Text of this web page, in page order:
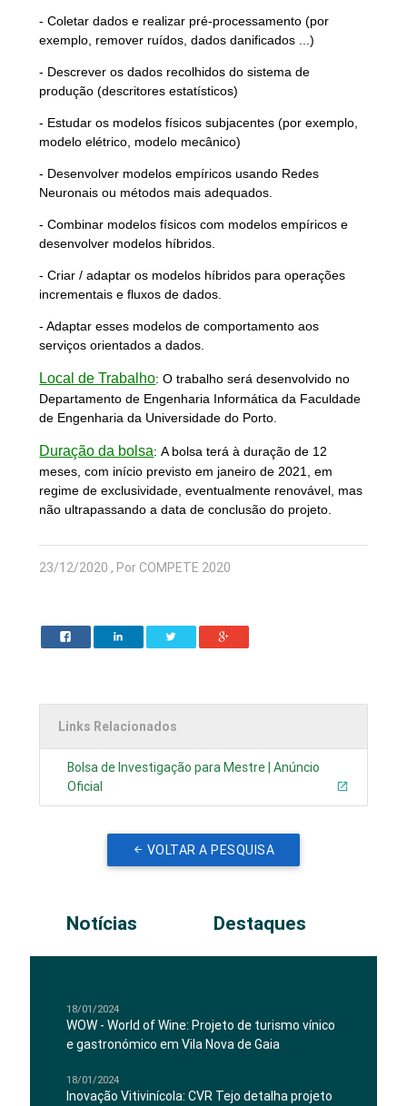
- Coletar dados e realizar pré-processamento (por
exemplo, remover ruídos, dados danificados ...)
- Descrever os dados recolhidos do sistema de
produção (descritores estatísticos)
- Estudar os modelos físicos subjacentes (por exemplo,
modelo elétrico, modelo mecânico)
- Desenvolver modelos empíricos usando Redes
Neuronais ou métodos mais adequados.
- Combinar modelos físicos com modelos empíricos e
desenvolver modelos híbridos.
- Criar / adaptar os modelos híbridos para operações
incrementais e fluxos de dados.
- Adaptar esses modelos de comportamento aos
serviços orientados a dados.
Local de Trabalho:O trabalho será desenvolvido no
Departamento de Engenharia Informática da Faculdade
de Engenharia da Universidade do Porto.
Duração da bolsa:A bolsa terá à duração de 12
meses, com início previsto em janeiro de 2021, em
regime de exclusividade, eventualmente renovável, mas
não ultrapassando a data de conclusão do projeto.
23/12/2020 , Por COMPETE 2020
Links Relacionados
Bolsa de Investigação para Mestre | Anúncio
Oficial
VOLTAR A PESQUISA
Notícias Destaques
18/01/2024
WOW - World of Wine: Projeto de turismo vínico
e gastronómico em Vila Nova de Gaia
18/01/2024
Inovação Vitivinícola: CVR Tejo detalha projeto